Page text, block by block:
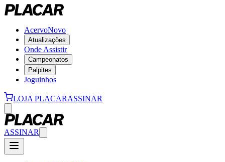
AcervoNovo
Atualizações
Onde Assistir
Campeonatos
Palpites
Joguinhos
LOJA PLACARASSINAR
ASSINAR